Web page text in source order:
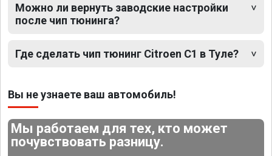
Можно ли вернуть заводские настройки
после чип тюнинга?
Где сделать чип тюнинг Citroen C1 в Туле?
Вы не узнаете ваш автомобиль!
Мы работаем для тех, кто может
почувствовать разницу.